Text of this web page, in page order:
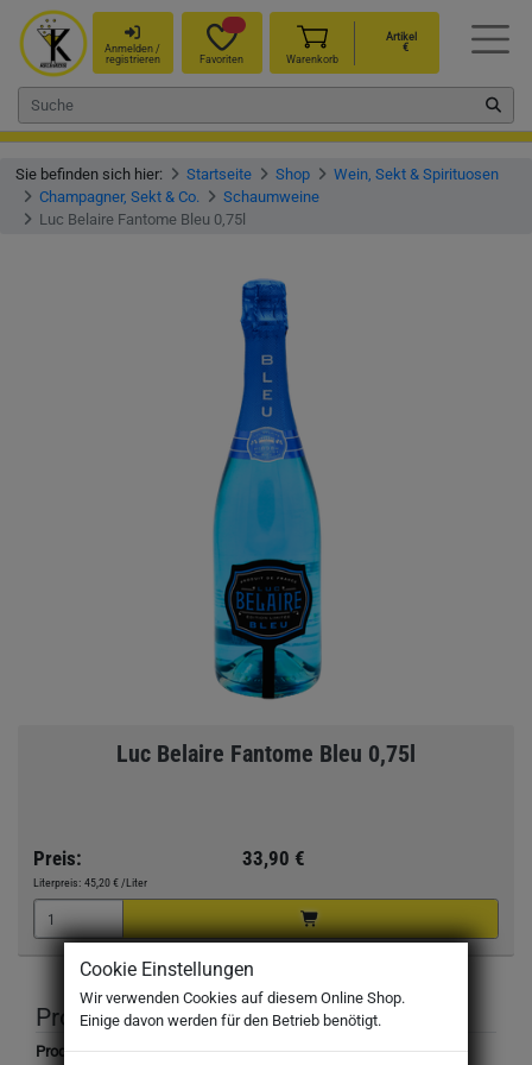
Anmelden /
registrieren
Favoriten Warenkorb
Artikel
€
Sie befinden sich hier: Startseite Shop
Wein, Sekt & Spirituosen
Champagner, Sekt & Co.
Schaumweine
Luc Belaire Fantome Bleu 0,75l
Luc Belaire Fantome Bleu 0,75l
Preis: 33,90 €
Literpreis: 45,20 € /Liter
Produktbeschreibung
Produktbezeichnung:
Cookie Einstellungen
Wir verwenden Cookies auf diesem Online Shop.
Einige davon werden für den Betrieb benötigt.